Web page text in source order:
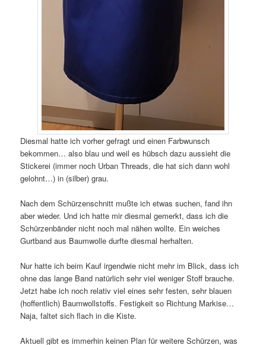
Diesmal hatte ich vorher gefragt und einen Farbwunsch
bekommen… also blau und weil es hübsch dazu aussieht die
Stickerei (immer noch Urban Threads, die hat sich dann wohl
gelohnt…) in (silber) grau.
Nach dem Schürzenschnitt mußte ich etwas suchen, fand ihn
aber wieder. Und ich hatte mir diesmal gemerkt, dass ich die
Schürzenbänder nicht noch mal nähen wollte. Ein weiches
Gurtband aus Baumwolle durfte diesmal herhalten.
Nur hatte ich beim Kauf irgendwie nicht mehr im Blick, dass ich
ohne das lange Band natürlich sehr viel weniger Stoff brauche.
Jetzt habe ich noch relativ viel eines sehr festen, sehr blauen
(hoffentlich) Baumwollstoffs. Festigkeit so Richtung Markise…
Naja, faltet sich flach in die Kiste.
Aktuell gibt es immerhin keinen Plan für weitere Schürzen, was